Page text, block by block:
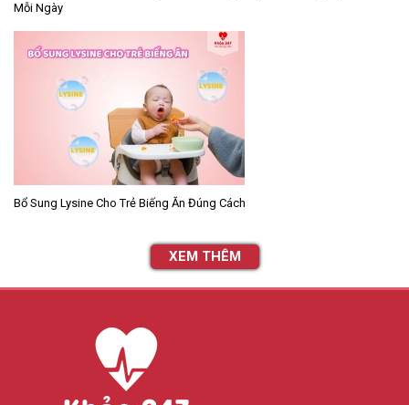
Mỗi Ngày
Bổ Sung Lysine Cho Trẻ Biếng Ăn Đúng Cách
XEM THÊM